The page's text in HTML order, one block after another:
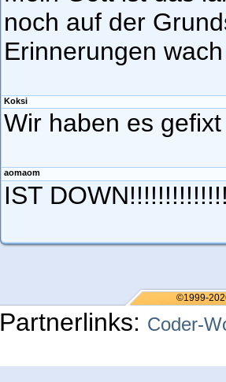
noch auf der
Erinnerungen
Koksi
Wir haben es
aomaom
IST
©1999-
Partnerlinks: Coder-